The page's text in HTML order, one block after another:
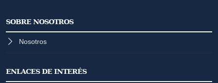
SOBRE NOSOTROS
Nosotros
ENLACES DE INTERÉS